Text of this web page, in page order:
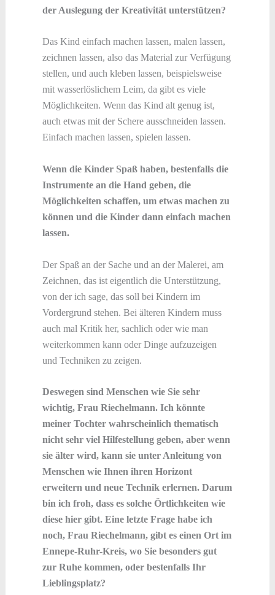
der Auslegung der Kreativität unterstützen?
Das Kind einfach machen lassen, malen lassen,
zeichnen lassen, also das Material zur Verfügung
stellen, und auch kleben lassen, beispielsweise
mit wasserlöslichem Leim, da gibt es viele
Möglichkeiten. Wenn das Kind alt genug ist,
auch etwas mit der Schere ausschneiden lassen.
Einfach machen lassen, spielen lassen.
Wenn die Kinder Spaß haben, bestenfalls die
Instrumente an die Hand geben, die
Möglichkeiten schaffen, um etwas machen zu
können und die Kinder dann einfach machen
lassen.
Der Spaß an der Sache und an der Malerei, am
Zeichnen, das ist eigentlich die Unterstützung,
von der ich sage, das soll bei Kindern im
Vordergrund stehen. Bei älteren Kindern muss
auch mal Kritik her, sachlich oder wie man
weiterkommen kann oder Dinge aufzuzeigen
und Techniken zu zeigen.
Deswegen sind Menschen wie Sie sehr
wichtig, Frau Riechelmann. Ich könnte
meiner Tochter wahrscheinlich thematisch
nicht sehr viel Hilfestellung geben, aber wenn
sie älter wird, kann sie unter Anleitung von
Menschen wie Ihnen ihren Horizont
erweitern und neue Technik erlernen. Darum
bin ich froh, dass es solche Örtlichkeiten wie
diese hier gibt. Eine letzte Frage habe ich
noch, Frau Riechelmann, gibt es einen Ort im
Ennepe-Ruhr-Kreis, wo Sie besonders gut
zur Ruhe kommen, oder bestenfalls Ihr
Lieblingsplatz?